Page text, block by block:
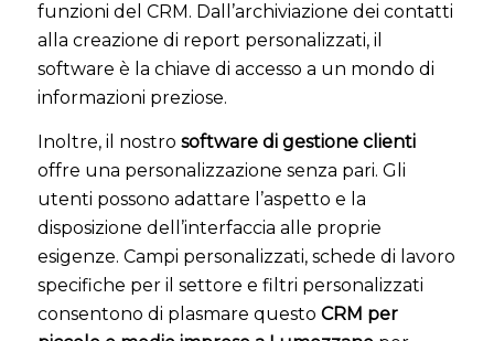
funzioni del CRM. Dall’archiviazione dei contatti
alla creazione di report personalizzati, il
software è la chiave di accesso a un mondo di
informazioni preziose.
Inoltre, il nostro software di gestione clienti
offre una personalizzazione senza pari. Gli
utenti possono adattare l’aspetto e la
disposizione dell’interfaccia alle proprie
esigenze. Campi personalizzati, schede di lavoro
specifiche per il settore e filtri personalizzati
consentono di plasmare questo CRM per